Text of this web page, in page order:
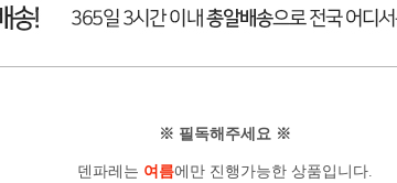
※ 필독해주세요 ※
덴파레는 여름에만 진행가능한 상품입니다.